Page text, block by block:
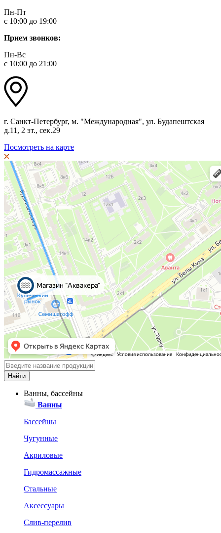
Пн-Пт
с 10:00 до 19:00
Прием звонков:
Пн-Вс
с 10:00 до 21:00
г. Санкт-Петербург, м. "Международная", ул. Будапештская
д.11, 2 эт., сек.29
Посмотреть на карте
Ванны, бассейны
Ванны
Бассейны
Чугунные
Акриловые
Гидромассажные
Стальные
Аксессуары
Слив-перелив